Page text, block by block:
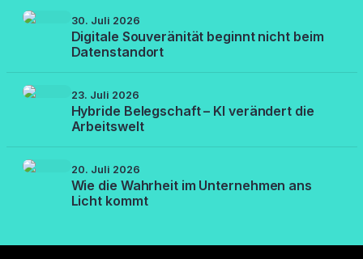
30. Juli 2026
Digitale Souveränität beginnt nicht beim
Datenstandort
23. Juli 2026
Hybride Belegschaft – KI verändert die
Arbeitswelt
20. Juli 2026
Wie die Wahrheit im Unternehmen ans
Licht kommt